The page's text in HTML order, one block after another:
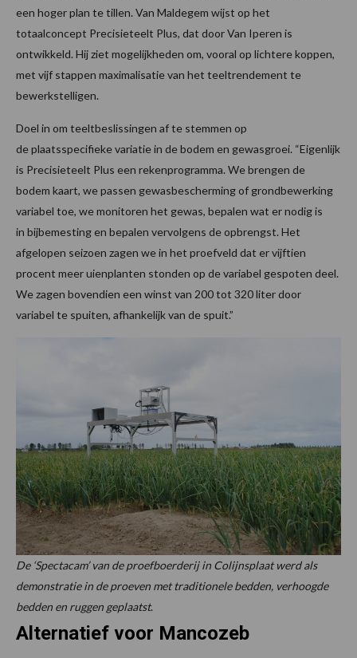
een hoger plan te tillen. Van Maldegem wijst op het
totaalconcept Precisieteelt Plus, dat door Van Iperen is
ontwikkeld. Hij ziet mogelijkheden om, vooral op lichtere koppen,
met vijf stappen maximalisatie van het teeltrendement te
bewerkstelligen.
Doel in om teeltbeslissingen af te stemmen op
de plaatsspecifieke variatie in de bodem en gewasgroei. “Eigenlijk
is Precisieteelt Plus een rekenprogramma. We brengen de
bodem kaart, we passen gewasbescherming of grondbewerking
variabel toe, we monitoren het gewas, bepalen wat er nodig is
in bijbemesting en bepalen vervolgens de opbrengst. Het
afgelopen seizoen zagen we in het proefveld dat er vijftien
procent meer uienplanten stonden op de variabel gespoten deel.
We zagen bovendien een winst van 200 tot 320 liter door
variabel te spuiten, afhankelijk van de spuit.”
De ‘Spectacam’ van de proefboerderij in Colijnsplaat werd als
demonstratie in de proeven met traditionele bedden, verhoogde
bedden en ruggen geplaatst.
Alternatief voor Mancozeb